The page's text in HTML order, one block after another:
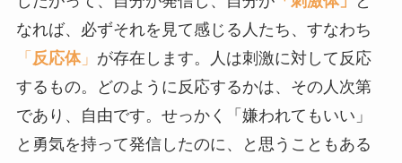
なれば、必ずそれを見て感じる人たち、すなわち
「 反応体」 が存在します。人は刺激に対して反応
するもの。どのように反応するかは、その人次第
であり、自由です。せっかく「嫌われてもいい」
と勇気を持って発信したのに、と思うこともある